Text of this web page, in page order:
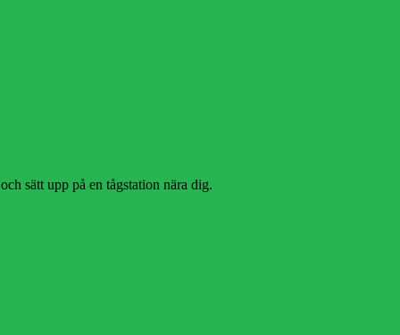
sätt upp på en tågstation nära dig.